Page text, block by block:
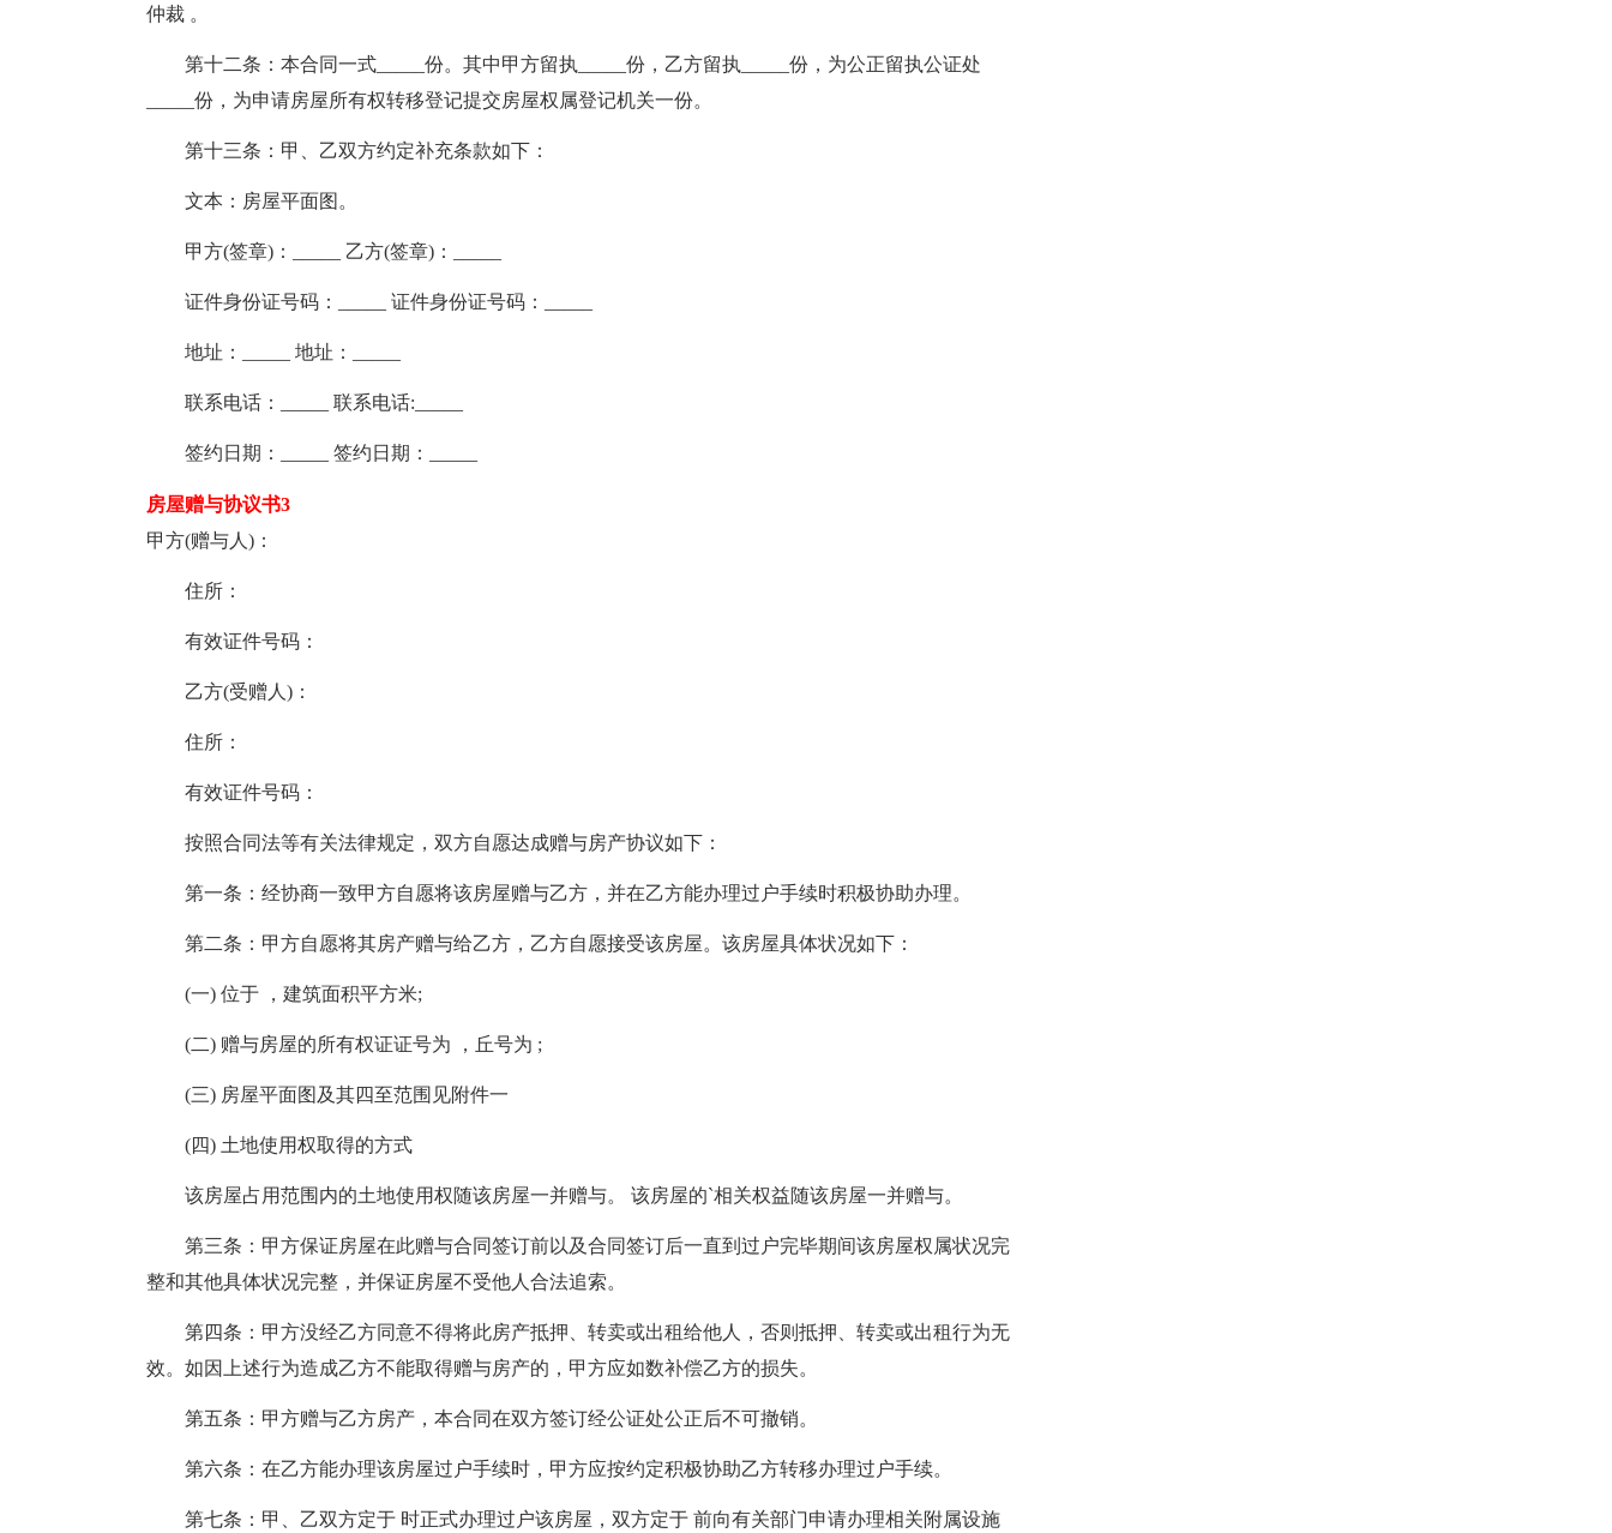
仲裁 。
第十二条：本合同一式_____份。其中甲方留执_____份，乙方留执_____份，为公正留执公证处
_____份，为申请房屋所有权转移登记提交房屋权属登记机关一份。
第十三条：甲、乙双方约定补充条款如下：
文本：房屋平面图。
甲方(签章)：_____ 乙方(签章)：_____
证件身份证号码：_____ 证件身份证号码：_____
地址：_____ 地址：_____
联系电话：_____ 联系电话:_____
签约日期：_____ 签约日期：_____
房屋赠与协议书3
甲方(赠与人)：
住所：
有效证件号码：
乙方(受赠人)：
住所：
有效证件号码：
按照合同法等有关法律规定，双方自愿达成赠与房产协议如下：
第一条：经协商一致甲方自愿将该房屋赠与乙方，并在乙方能办理过户手续时积极协助办理。
第二条：甲方自愿将其房产赠与给乙方，乙方自愿接受该房屋。该房屋具体状况如下：
(一) 位于 ，建筑面积平方米;
(二) 赠与房屋的所有权证证号为 ，丘号为 ;
(三) 房屋平面图及其四至范围见附件一
(四) 土地使用权取得的方式
该房屋占用范围内的土地使用权随该房屋一并赠与。 该房屋的`相关权益随该房屋一并赠与。
第三条：甲方保证房屋在此赠与合同签订前以及合同签订后一直到过户完毕期间该房屋权属状况完
整和其他具体状况完整，并保证房屋不受他人合法追索。
第四条：甲方没经乙方同意不得将此房产抵押、转卖或出租给他人，否则抵押、转卖或出租行为无
效。如因上述行为造成乙方不能取得赠与房产的，甲方应如数补偿乙方的损失。
第五条：甲方赠与乙方房产，本合同在双方签订经公证处公正后不可撤销。
第六条：在乙方能办理该房屋过户手续时，甲方应按约定积极协助乙方转移办理过户手续。
第七条：甲、乙双方定于 时正式办理过户该房屋，双方定于 前向有关部门申请办理相关附属设施